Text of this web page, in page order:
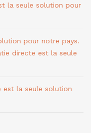
la seule solution pour
pour notre pays.
directe est la seule
est la seule solution